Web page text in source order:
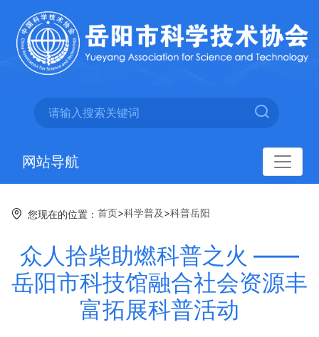
网站导航
您现在的位置： 首页>科学普及>科普岳阳
众人拾柴助燃科普之火 ——
岳阳市科技馆融合社会资源丰
富拓展科普活动